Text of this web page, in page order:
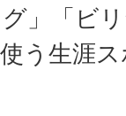
」「ビ
う生涯